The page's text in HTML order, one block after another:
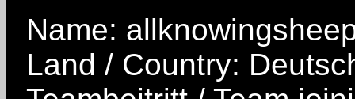
Name:
Land / Country: